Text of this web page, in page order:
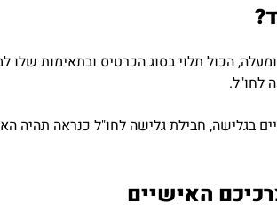
סים לספרד נמכר במחירים שבין 50 ₪ ל-250 ₪ ומעלה, הכול
לחו"ל.
בגלישה, חבילת גלישה לחו"ל כנראה תהיה
האישיים